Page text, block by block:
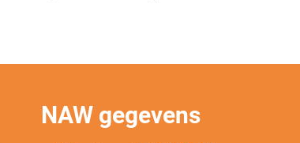
NAW gegevens